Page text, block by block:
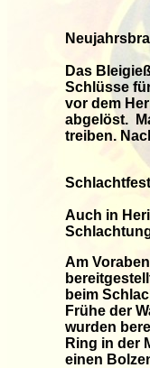
Das
Schlüsse
vor dem
abgelöst.
treiben.
Auch in
Am
beim
Frühe der
wurden
Ring in der
einen